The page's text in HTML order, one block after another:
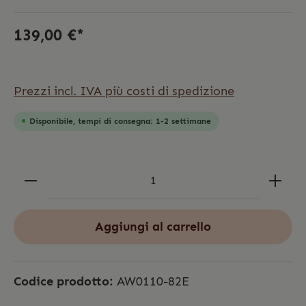
139,00 €*
Prezzi incl. IVA più costi di spedizione
Disponibile, tempi di consegna: 1-2 settimane
Aggiungi al carrello
Codice prodotto: AW0110-82E